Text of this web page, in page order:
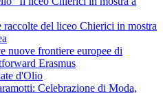
raccolte del liceo Chierici in mostra
nuove frontiere europee di
Erasmus
d'Olio
Celebrazione di Moda,